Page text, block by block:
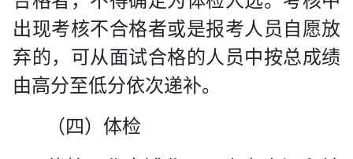
出现考核不合格者或是报考人员自愿放
弃的，可从面试合格的人员中按总成绩
由高分至低分依次递补。
（四）体检